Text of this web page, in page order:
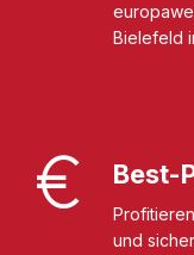
Bielefeld
Best-
und